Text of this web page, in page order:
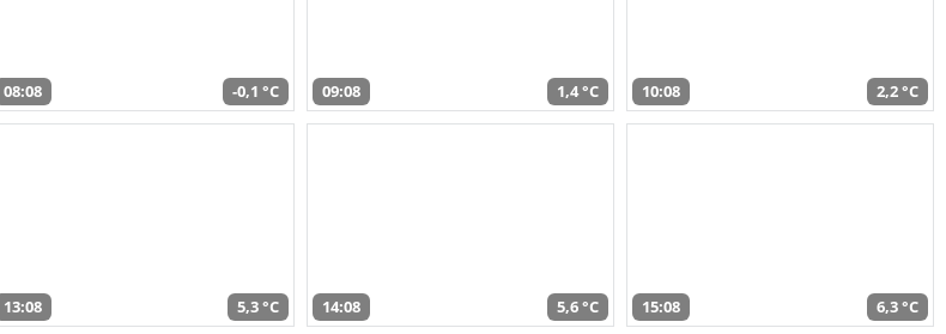
08:08 -0,1 °C 09:08 1,4 °C 10:08 2,2 °C
13:08 5,3 °C 14:08 5,6 °C 15:08 6,3 °C